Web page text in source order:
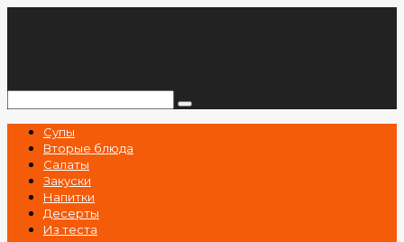
Супы
Вторые блюда
Салаты
Закуски
Напитки
Десерты
Из теста